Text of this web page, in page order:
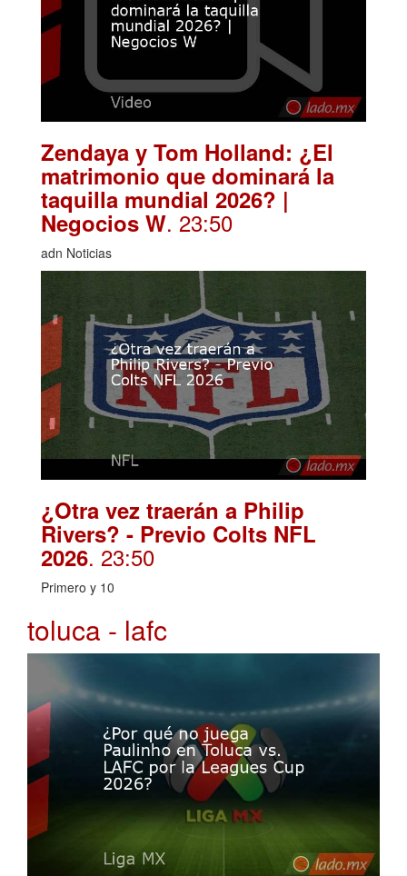
Zendaya y Tom Holland: ¿El
matrimonio que dominará la
taquilla mundial 2026? |
Negocios W. 23:50
adn Noticias
¿Otra vez traerán a Philip
Rivers? - Previo Colts NFL
2026. 23:50
Primero y 10
toluca - lafc